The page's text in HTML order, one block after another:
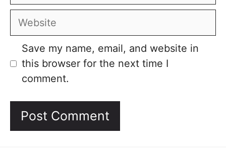
Website
Save my name, email, and website in
this browser for the next time I
comment.